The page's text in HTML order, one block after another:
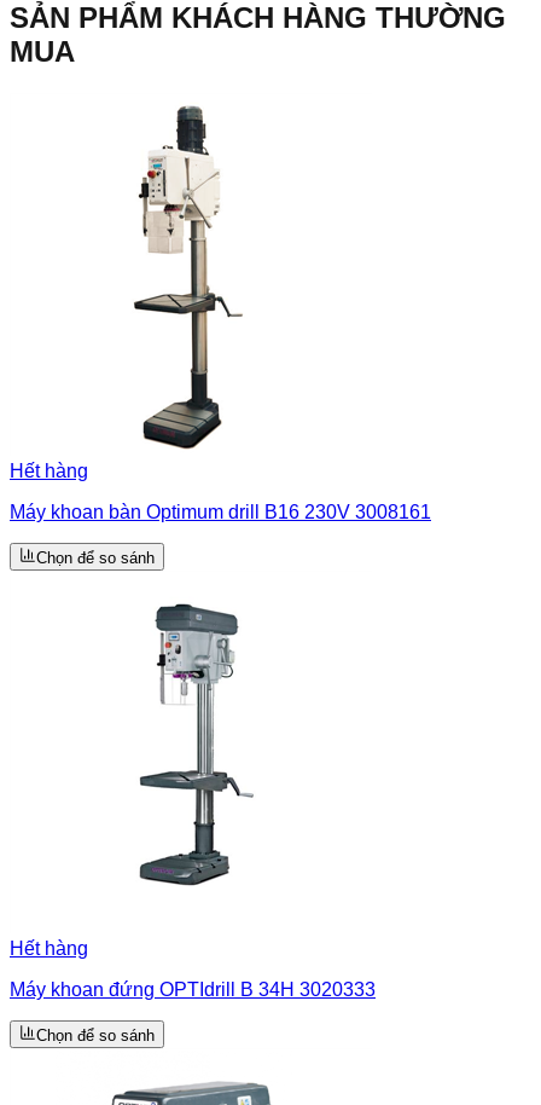
SẢN PHẨM KHÁCH HÀNG THƯỜNG
MUA
Hết hàng
Máy khoan bàn Optimum drill B16 230V 3008161
Chọn để so sánh
Hết hàng
Máy khoan đứng OPTIdrill B 34H 3020333
Chọn để so sánh